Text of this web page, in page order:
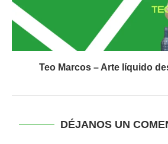
Teo Marcos – Arte líquido
DÉJANOS UN